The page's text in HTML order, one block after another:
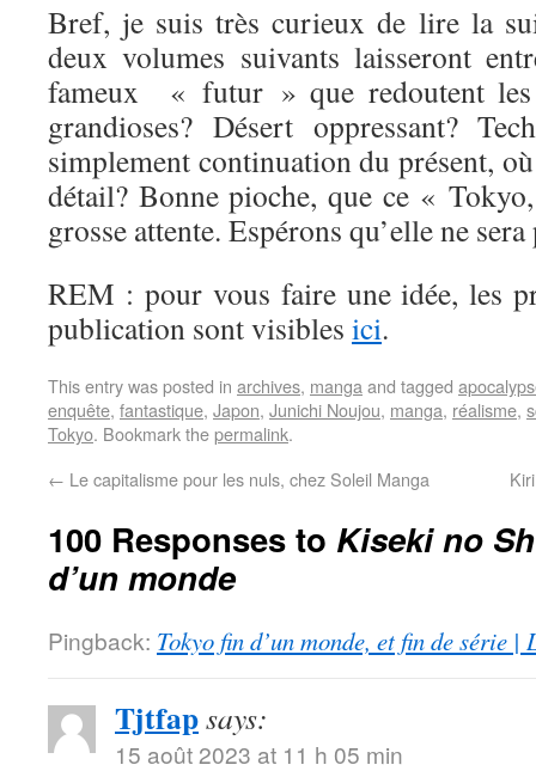
Bref, je suis très curieux de lire la
deux volumes suivants laisseront
fameux « futur » que redoutent les
grandioses? Désert oppressant?
simplement continuation du présent,
détail? Bonne pioche, que ce «
grosse attente. Espérons qu’elle ne sera
REM : pour vous faire une idée, les
publication sont visibles ici.
This entry was posted in archives, manga and tagged
enquête, fantastique, Japon, Junichi Noujou, manga, réalisme,
Tokyo. Bookmark thepermalink.
← Le capitalisme pour les nuls, chez Soleil Manga
100 Responses to Kiseki no
d’un monde
Pingback: Tokyo fin d’un monde, et fin de série |
Tjtfapsays:
15 août 2023 at 11 h 05 min